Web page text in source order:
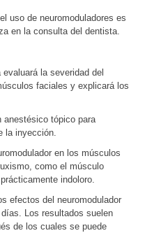
uso de neuromoduladores es
en la consulta del dentista.
evaluará la severidad del
faciales y explicará los
anestésico tópico para
la inyección.
en los músculos
como el músculo
indoloro.
efectos del neuromodulador
Los resultados suelen
de los cuales se puede